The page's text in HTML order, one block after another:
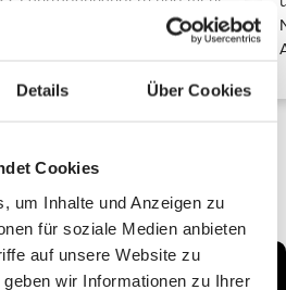
Details Über Cookies
Cookies
um Inhalte und Anzeigen zu
für soziale Medien anbieten
auf unsere Website zu
wir Informationen zu Ihrer
welchen Kinderwagen Du